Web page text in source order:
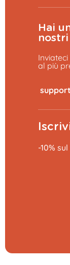
Hai
al più
-10%